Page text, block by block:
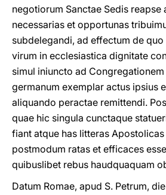
negotiorum Sanctae Sedis reapse
necessarias et opportunas
subdelegandi, ad effectum de
virum in ecclesiastica dignitate
simul iniuncto ad
germanum exemplar actus ipsius
aliquando peractae remittendi.
quae hic singula cunctaque
fiant atque has litteras
postmodum ratas et efficaces
quibuslibet rebus haudquaquam
Datum Romae, apud S. Petrum,